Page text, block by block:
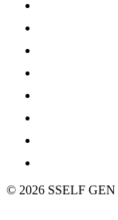
© 2026 SSELF GEN